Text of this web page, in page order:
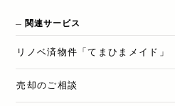
関連サービス
リノベ済物件「てまひまメイド」
売却のご相談